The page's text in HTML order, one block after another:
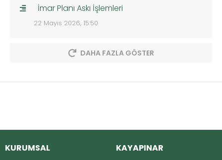
İmar Planı Askı İşlemleri
22 Mayıs 2026, 15:50
DAHA FAZLA GÖSTER
KURUMSAL KAYAPINAR